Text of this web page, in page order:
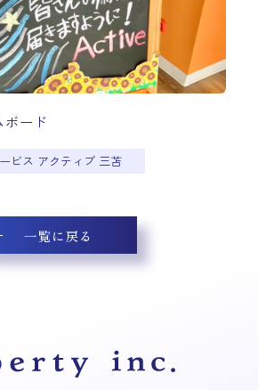
ード
ビス アクティブ 三苫
一覧に戻る